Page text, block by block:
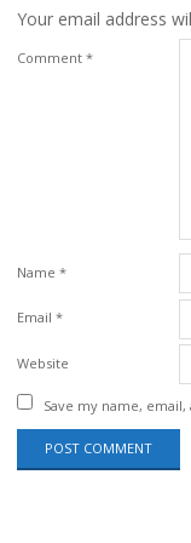
Your email address
Comment *
Name *
Email *
Website
Save my name,